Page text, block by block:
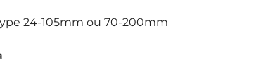
24-105mm ou 70-200mm